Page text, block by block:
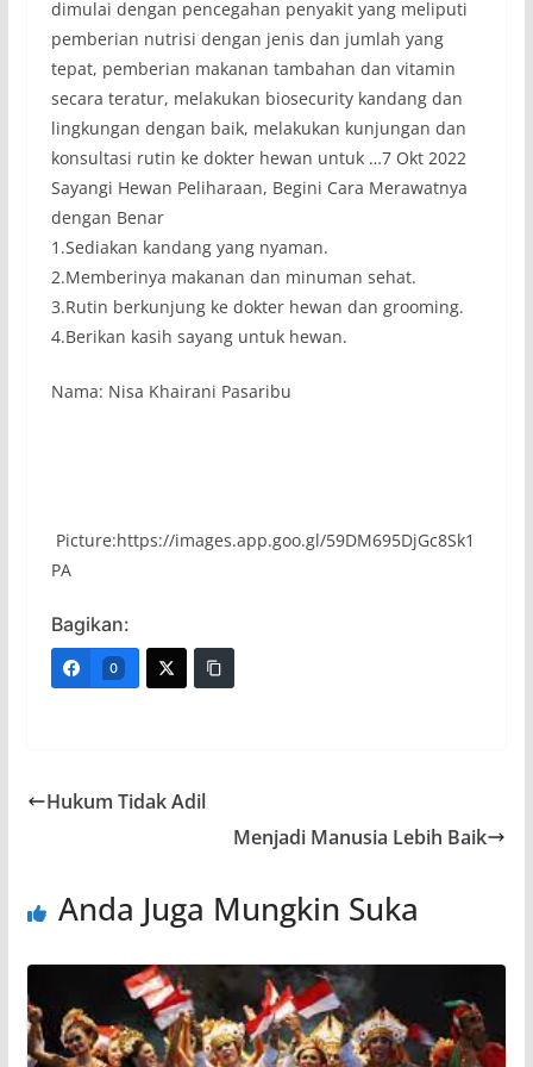
dimulai dengan pencegahan penyakit yang meliputi
pemberian nutrisi dengan jenis dan jumlah yang
tepat, pemberian makanan tambahan dan vitamin
secara teratur, melakukan biosecurity kandang dan
lingkungan dengan baik, melakukan kunjungan dan
konsultasi rutin ke dokter hewan untuk …7 Okt 2022
Sayangi Hewan Peliharaan, Begini Cara Merawatnya
dengan Benar
1.Sediakan kandang yang nyaman.
2.Memberinya makanan dan minuman sehat.
3.Rutin berkunjung ke dokter hewan dan grooming.
4.Berikan kasih sayang untuk hewan.
Nama: Nisa Khairani Pasaribu
Picture:https://images.app.goo.gl/59DM695DjGc8Sk1
PA
Bagikan:
0
Hukum Tidak Adil
Menjadi Manusia Lebih Baik
Anda Juga Mungkin Suka